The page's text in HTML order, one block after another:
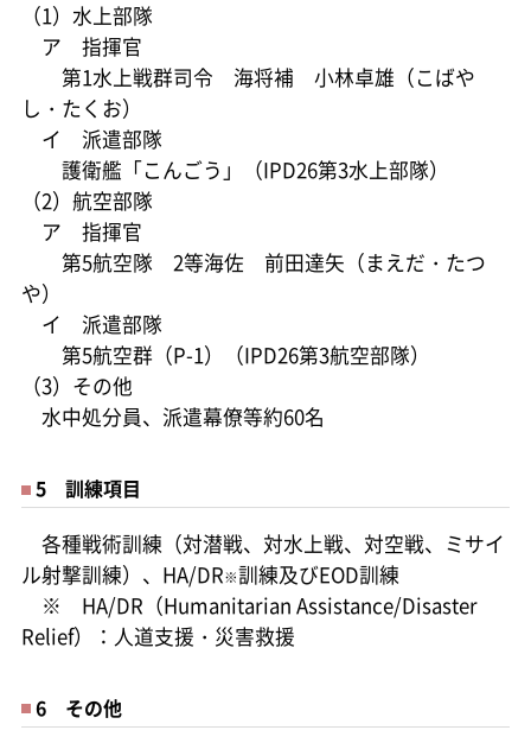
（1）水上部隊
ア 指揮官
第1水上戦群司令 海将補 小林卓雄（こばや
し・たくお）
イ 派遣部隊
護衛艦「こんごう」（IPD26第3水上部隊）
（2）航空部隊
ア 指揮官
第5航空隊 2等海佐 前田達矢（まえだ・たつ
や）
イ 派遣部隊
第5航空群（P-1）（IPD26第3航空部隊）
（3）その他
水中処分員、派遣幕僚等約60名
5 訓練項目
各種戦術訓練（対潜戦、対水上戦、対空戦、ミサイ
ル射撃訓練）、HA/DR※訓練及びEOD訓練
※ HA/DR（Humanitarian Assistance/Disaster
Relief）：人道支援・災害救援
6 その他